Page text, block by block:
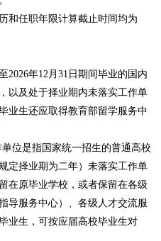
任职年限计算截止时间均为
年12月31日期间毕业的国内
以及处于择业期内未落实工作单
业生还应取得教育部留学服务中
是指国家统一招生的普通高校
定择业期为二年）未落实工作单
在原毕业学校，或者保留在各级
导服务中心）、各级人才交流服
业生，可按应届高校毕业生对